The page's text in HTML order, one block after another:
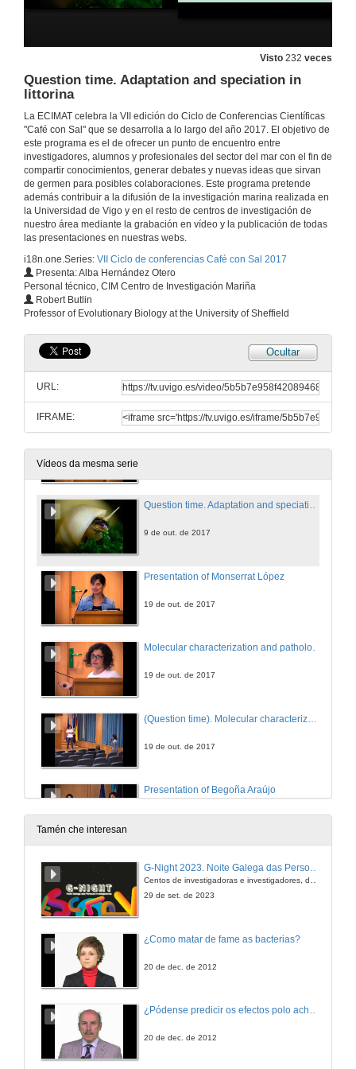
Visto 232 veces
Question time. Adaptation and speciation in
littorina
La ECIMAT celebra la VII edición do Ciclo de Conferencias Científicas
"Café con Sal" que se desarrolla a lo largo del año 2017. El objetivo de
este programa es el de ofrecer un punto de encuentro entre
investigadores, alumnos y profesionales del sector del mar con el fin de
compartir conocimientos, generar debates y nuevas ideas que sirvan
de germen para posibles colaboraciones. Este programa pretende
además contribuir a la difusión de la investigación marina realizada en
la Universidad de Vigo y en el resto de centros de investigación de
nuestro área mediante la grabación en vídeo y la publicación de todas
las presentaciones en nuestras webs.
i18n.one.Series: VII Ciclo de conferencias Café con Sal 2017
Presenta: Alba Hernández Otero
Personal técnico, CIM Centro de Investigación Mariña
Robert Butlin
Professor of Evolutionary Biology at the University of Sheffield
Ocultar
URL:
IFRAME:
Vídeos da mesma serie
Presentation of Elena Ojea
Climate Adaptation to Shifting Stocks
VII Café con sal
1 de xuño de 2017
Influence of climate change on offshore renewable energy
Presentation of the lecturer and conference
6 de xul. de 2017
Presentación de Robert Butlin
Presentation of the speaker
9 de out. de 2017
Adaptation and speciation in littorina
Question time. Adaptation and speciation in littorina
9 de out. de 2017
Presentation of Monserrat López
19 de out. de 2017
Molecular characterization and pathologies of oysters from the Andalusian Atlantic coast
19 de out. de 2017
19 de out. de 2017
Presentation of Begoña Araújo
2 de nov. de 2017
Conference
Presentation of Rula Domínguez
Tamén che interesan
G-Night 2023. Noite Galega das Persoas Investigadoras. Conciencias creativas
29 de set. de 2023
¿Como matar de fame as bacterias?
20 de dec. de 2012
¿Pódense predicir os efectos polo achegamento á Terra dos asteroides?
20 de dec. de 2012